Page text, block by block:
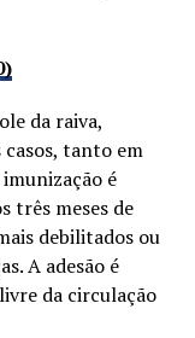
da raiva,
casos, tanto em
é
três meses de
debilitados ou
A adesão é
da circulação